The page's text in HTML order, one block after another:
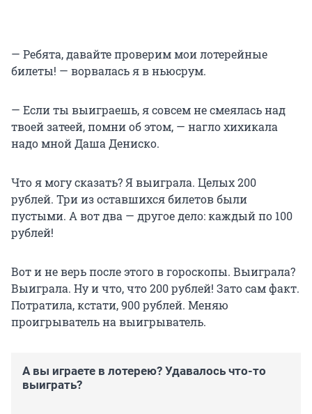
— Ребята, давайте проверим мои лотерейные
билеты! — ворвалась я в ньюсрум.
— Если ты выиграешь, я совсем не смеялась над
твоей затеей, помни об этом, — нагло хихикала
надо мной Даша Дениско.
Что я могу сказать? Я выиграла. Целых 200
рублей. Три из оставшихся билетов были
пустыми. А вот два — другое дело: каждый по 100
рублей!
Вот и не верь после этого в гороскопы. Выиграла?
Выиграла. Ну и что, что 200 рублей! Зато сам факт.
Потратила, кстати, 900 рублей. Меняю
проигрыватель на выигрыватель.
А вы играете в лотерею? Удавалось что-то
выиграть?